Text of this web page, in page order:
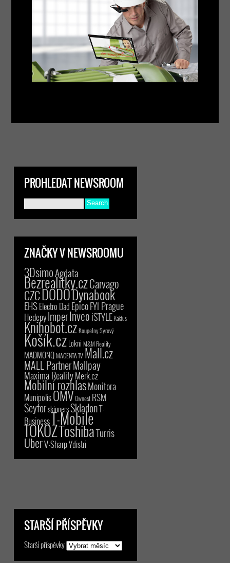
PROHLEDAT NEWSROOM
ZNAČKY V NEWSROOMU
3DsimoAgdata
Bezrealitky.czCarvago
CZCDODODynabook
EHSElectro Dad EpicoFYI Prague
HedepyImperInveoiSTYLE Kaktus
Knihobot.czKoupelny Syrový
Košík.czLokni M&M Reality
MADMONQMAGENTA TV Mall.cz
MALL PartnerMallpay
Maxima RealityMerk.cz
Mobilní rozhlasMonitora
MunipolisOMVOwnest RSM
SeyforskinnersSkladonT-
BusinessT-Mobile
TOKOZToshibaTurris
UberV-SharpYdistri
STARŠÍ PŘÍSPĚVKY
Starší příspěvky